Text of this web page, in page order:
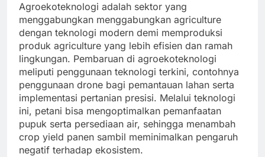
Agroekoteknologi adalah sektor yang
menggabungkan menggabungkan agriculture
dengan teknologi modern demi memproduksi
produk agriculture yang lebih efisien dan ramah
lingkungan. Pembaruan di agroekoteknologi
meliputi penggunaan teknologi terkini, contohnya
penggunaan drone bagi pemantauan lahan serta
implementasi pertanian presisi. Melalui teknologi
ini, petani bisa mengoptimalkan pemanfaatan
pupuk serta persediaan air, sehingga menambah
crop yield panen sambil meminimalkan pengaruh
negatif terhadap ekosistem.